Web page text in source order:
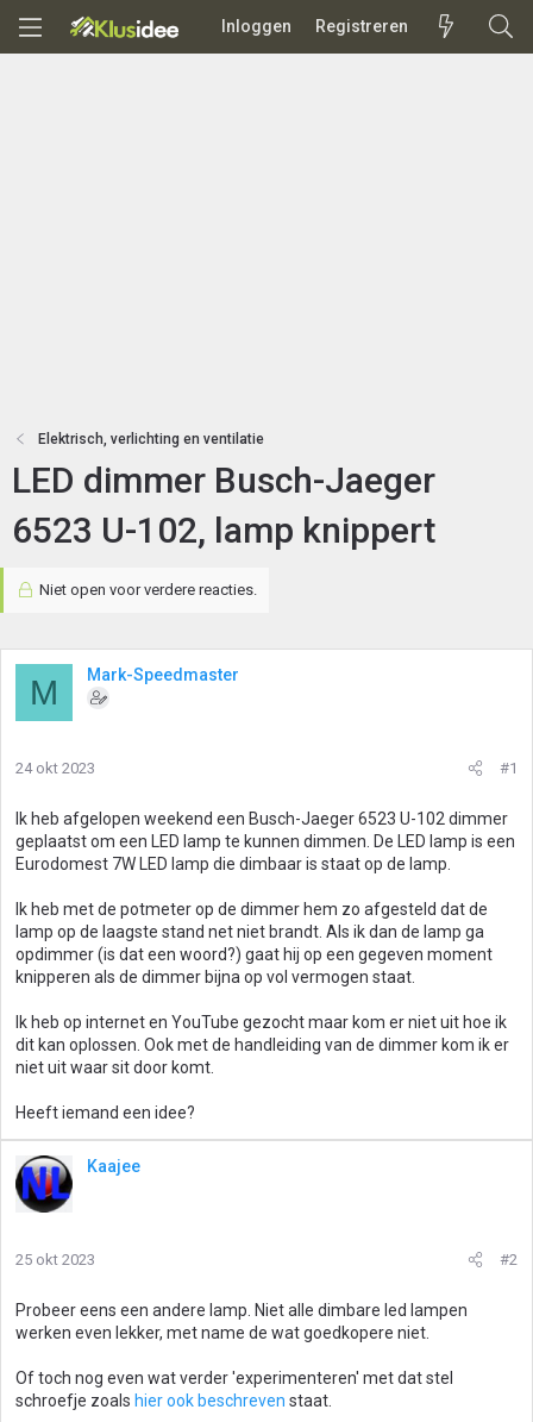
Inloggen Registreren
Elektrisch, verlichting en ventilatie
LED dimmer Busch-Jaeger
6523 U-102, lamp knippert
Niet open voor verdere reacties.
M Mark-Speedmaster
24 okt 2023 #1
Ik heb afgelopen weekend een Busch-Jaeger 6523 U-102 dimmer
geplaatst om een LED lamp te kunnen dimmen. De LED lamp is een
Eurodomest 7W LED lamp die dimbaar is staat op de lamp.
Ik heb met de potmeter op de dimmer hem zo afgesteld dat de
lamp op de laagste stand net niet brandt. Als ik dan de lamp ga
opdimmer (is dat een woord?) gaat hij op een gegeven moment
knipperen als de dimmer bijna op vol vermogen staat.
Ik heb op internet en YouTube gezocht maar kom er niet uit hoe ik
dit kan oplossen. Ook met de handleiding van de dimmer kom ik er
niet uit waar sit door komt.
Heeft iemand een idee?
Kaajee
25 okt 2023 #2
Probeer eens een andere lamp. Niet alle dimbare led lampen
werken even lekker, met name de wat goedkopere niet.
Of toch nog even wat verder 'experimenteren' met dat stel
schroefje zoals hier ook beschreven staat.